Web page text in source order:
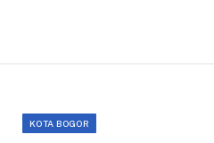
KOTA BOGOR